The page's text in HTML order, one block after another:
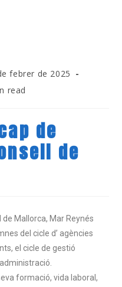
febrer de 2025
read
de
de
Mallorca, Mar Reynés
del cicle d’ agències
el cicle de gestió
formació, vida laboral,